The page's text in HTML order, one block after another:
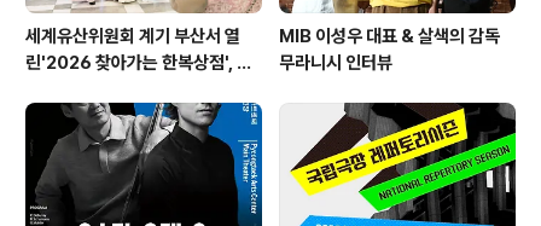
세계유산위원회 계기 부산서 열
린'2026 찾아가는 한복상점', 역
MIB 이성우 대표 & 살색의 감독
무라니시 인터뷰